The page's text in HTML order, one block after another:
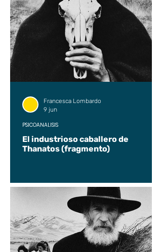
El industrioso caballero de
Thanatos (fragmento)
PSICOANÁLISIS
Francesca Lombardo
9 jun